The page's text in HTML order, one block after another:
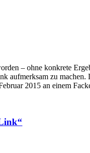
– ohne konkrete
aufmerksam zu
2015 an einem